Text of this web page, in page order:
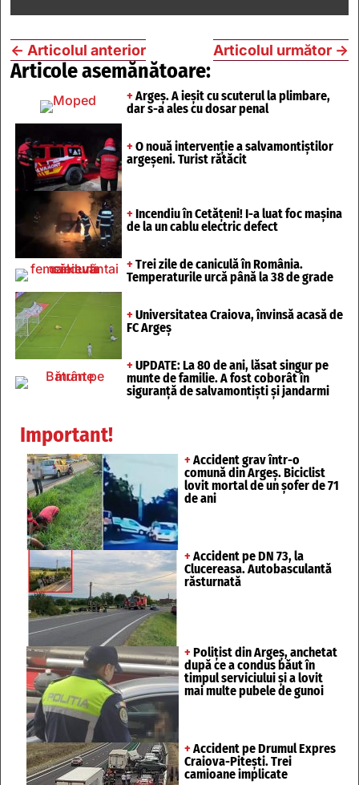
← Articolul anterior Articolul următor →
Articole asemănătoare:
+ Argeș. A ieșit cu scuterul la plimbare,
dar s-a ales cu dosar penal
+ O nouă intervenție a salvamontiștilor
argeșeni. Turist rătăcit
+ Incendiu în Cetățeni! I-a luat foc mașina
de la un cablu electric defect
+ Trei zile de caniculă în România.
Temperaturile urcă până la 38 de grade
+ Universitatea Craiova, învinsă acasă de
FC Argeș
+ UPDATE: La 80 de ani, lăsat singur pe
munte de familie. A fost coborât în
siguranță de salvamontiști și jandarmi
Important!
+ Accident grav într-o
comună din Argeș. Biciclist
lovit mortal de un șofer de 71
de ani
+ Accident pe DN 73, la
Clucereasa. Autobasculantă
răsturnată
+ Polițist din Argeș, anchetat
după ce a condus băut în
timpul serviciului și a lovit
mai multe pubele de gunoi
+ Accident pe Drumul Expres
Craiova-Pitești. Trei
camioane implicate